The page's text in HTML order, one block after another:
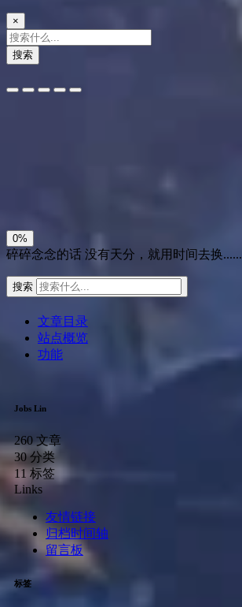
×
搜索
0%
碎碎念念的话 没有天分，就用时间去换......
搜索
文章目录
站点概览
功能
Jobs Lin
260 文章
30 分类
11 标签
Links
友情链接
归档时间轴
留言板
标签